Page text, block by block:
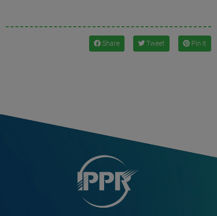
Share Tweet Pin it